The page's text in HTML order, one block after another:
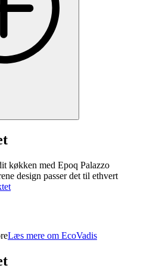
køkken med Epoq Palazzo
design passer det til ethvert
Læs mere om EcoVadis